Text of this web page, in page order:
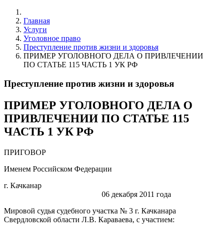
Главная
Услуги
Уголовное право
Преступление против жизни и здоровья
ПРИМЕР УГОЛОВНОГО ДЕЛА О ПРИВЛЕЧЕНИИ
ПО СТАТЬЕ 115 ЧАСТЬ 1 УК РФ
Преступление против жизни и здоровья
ПРИМЕР УГОЛОВНОГО ДЕЛА О
ПРИВЛЕЧЕНИИ ПО СТАТЬЕ 115
ЧАСТЬ 1 УК РФ
ПРИГОВОР
Именем Российском Федерации
г. Качканар
06 декабря 2011 года
Мировой судья судебного участка № 3 г. Качканара
Свердловской области Л.В. Караваева, с участием: